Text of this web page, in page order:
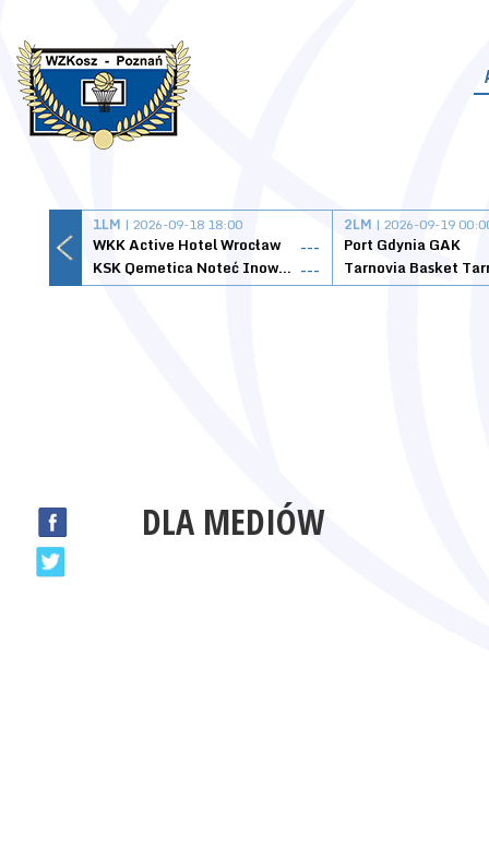
1LM | 2026-09-18 18:00
WKK Active Hotel Wrocław
---
KSK Qemetica Noteć Inowrocław ---
2LM | 2026-09-19
Port Gdynia GAK
DLA MEDIÓW